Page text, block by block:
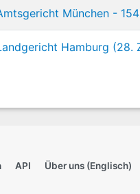
München -
Hamburg
API Über uns (Englisch)